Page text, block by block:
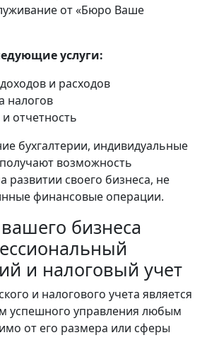
от «Бюро Ваше
услуги:
и расходов
налогов
отчетность
бухгалтерии, индивидуальные
возможность
развитии своего бизнеса, не
финансовые операции.
бизнеса
и налоговый учет
и налогового учета является
успешного управления любым
от его размера или сферы